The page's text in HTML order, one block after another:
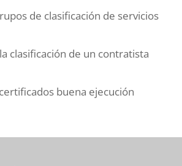
de clasificación de servicios
clasificación de un contratista
buena ejecución